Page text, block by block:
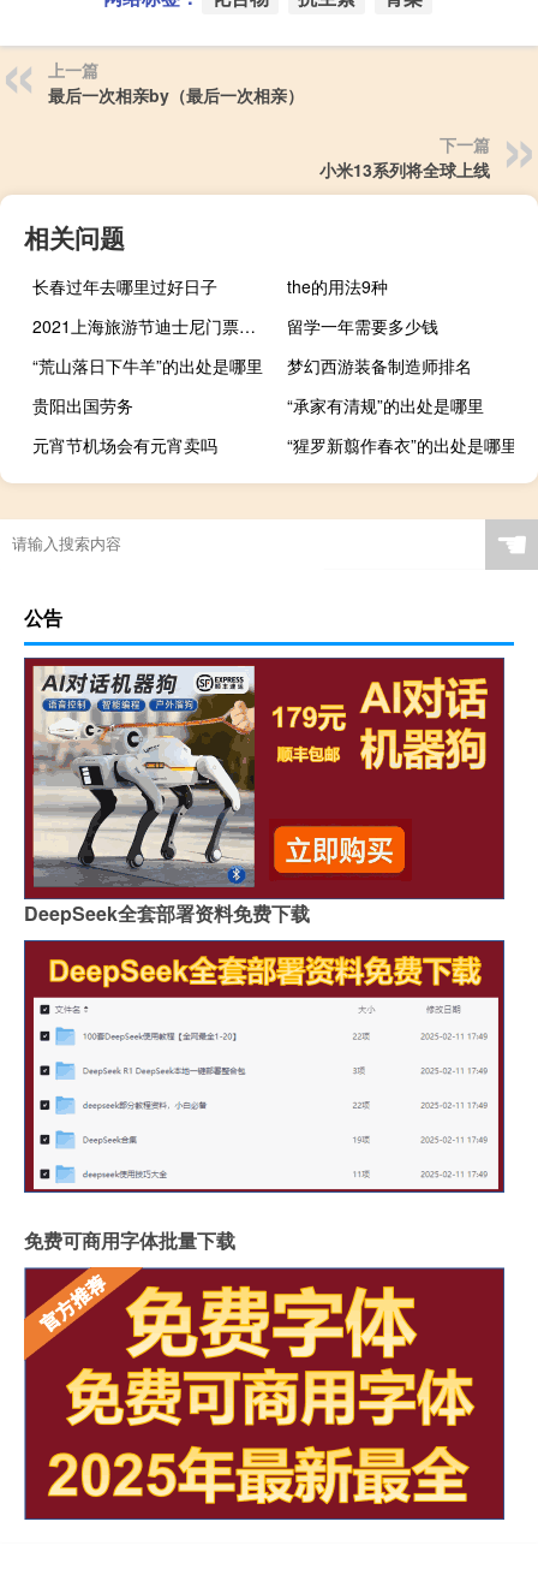
上一篇
最后一次相亲by（最后一次相亲）
下一篇
小米13系列将全球上线
相关问题
长春过年去哪里过好日子
the的用法9种
2021上海旅游节迪士尼门票半价吗 上海旅游节半价景点
留学一年需要多少钱
“荒山落日下牛羊”的出处是哪里
梦幻西游装备制造师排名
贵阳出国劳务
“承家有清规”的出处是哪里
元宵节机场会有元宵卖吗
“猩罗新翦作春衣”的出处是哪里
☚
公告
DeepSeek全套部署资料免费下载
免费可商用字体批量下载